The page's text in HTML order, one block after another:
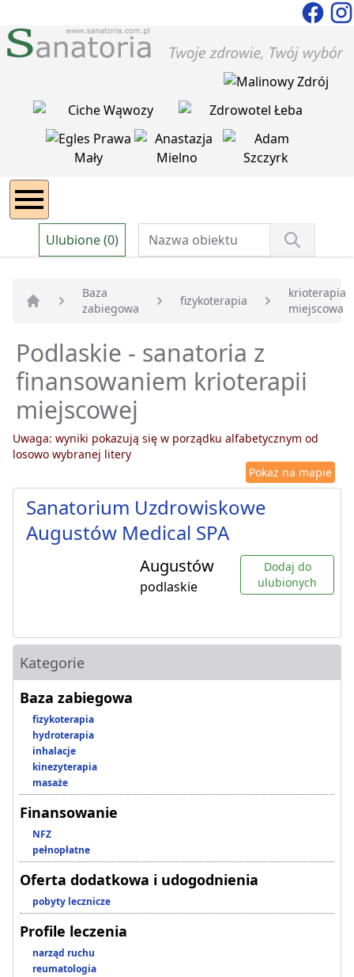
Ulubione (0)
Strona główna
Baza
zabiegowa
fizykoterapia
krioterapia
miejscowa
Podlaskie - sanatoria z
finansowaniem krioterapii
miejscowej
Uwaga: wyniki pokazują się w porządku alfabetycznym od
losowo wybranej litery
Pokaż na mapie
Sanatorium Uzdrowiskowe
Augustów Medical SPA
Augustów
podlaskie
Dodaj do
ulubionych
Kategorie
Baza zabiegowa
fizykoterapia
hydroterapia
inhalacje
kinezyterapia
masaże
Finansowanie
NFZ
pełnopłatne
Oferta dodatkowa i udogodnienia
pobyty lecznicze
Profile leczenia
narząd ruchu
reumatologia